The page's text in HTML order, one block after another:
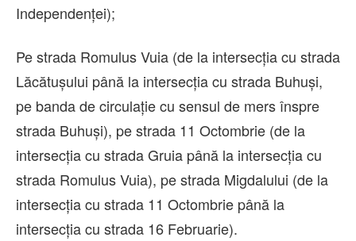
Independenței);
Pe strada Romulus Vuia (de la intersecția cu strada
Lăcătușului până la intersecția cu strada Buhuși,
pe banda de circulație cu sensul de mers înspre
strada Buhuși), pe strada 11 Octombrie (de la
intersecția cu strada Gruia până la intersecția cu
strada Romulus Vuia), pe strada Migdalului (de la
intersecția cu strada 11 Octombrie până la
intersecția cu strada 16 Februarie).